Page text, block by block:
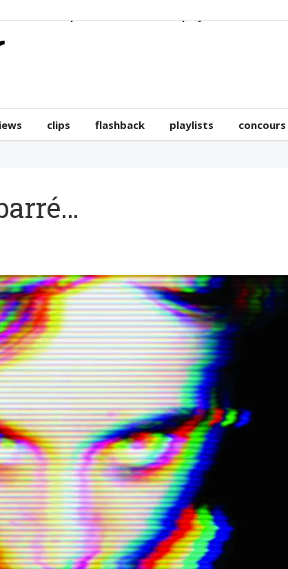
clips flashback playlists concours